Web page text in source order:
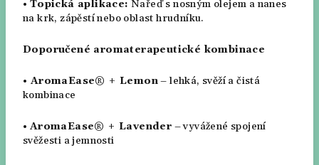
• Topická aplikace: Nařeď s nosným olejem a nanes
na krk, zápěstí nebo oblast hrudníku.
Doporučené aromaterapeutické kombinace
• AromaEase® + Lemon– lehká, svěží a čistá
kombinace
• AromaEase® + Lavender – vyvážené spojení
svěžesti a jemnosti